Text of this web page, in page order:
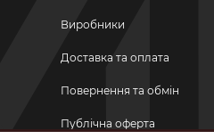
Виробники
Доставка та оплата
Повернення та обмін
Публічна оферта